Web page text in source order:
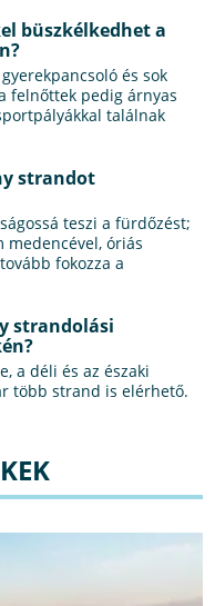
büszkélkedhet a
és sok
felnőttek pedig árnyas
találnak
strandot
teszi a fürdőzést;
óriás
fokozza a
strandolási
a déli és az északi
több strand is elérhető.